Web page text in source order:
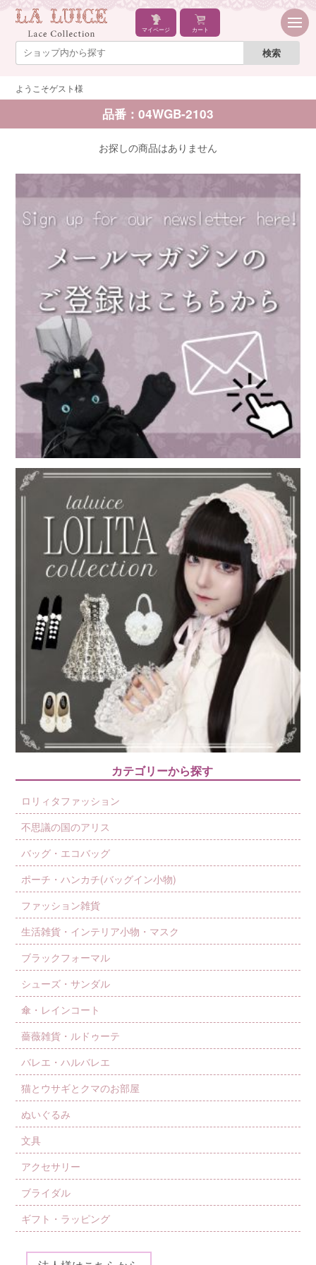
マイページ カート
ようこそゲスト様
品番：04WGB-2103
お探しの商品はありません
カテゴリーから探す
ロリィタファッション
不思議の国のアリス
バッグ・エコバッグ
ポーチ・ハンカチ(バッグイン小物)
ファッション雑貨
生活雑貨・インテリア小物・マスク
ブラックフォーマル
シューズ・サンダル
傘・レインコート
薔薇雑貨・ルドゥーテ
バレエ・ハルバレエ
猫とウサギとクマのお部屋
ぬいぐるみ
文具
アクセサリー
ブライダル
ギフト・ラッピング